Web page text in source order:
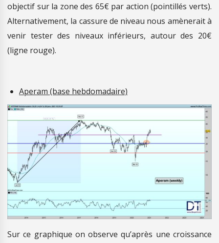
objectif sur la zone des 65€ par action (pointillés verts).
Alternativement, la cassure de niveau nous amènerait à
venir tester des niveaux inférieurs, autour des 20€
(ligne rouge).
Aperam (base hebdomadaire)
Sur ce graphique on observe qu’après une croissance